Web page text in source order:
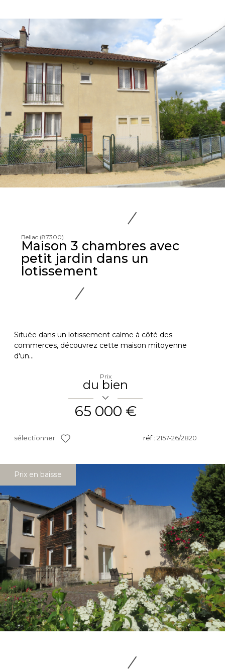
Bellac (87300)
Maison 3 chambres avec
petit jardin dans un
lotissement
Située dans un lotissement calme à côté des
commerces, découvrez cette maison mitoyenne
d'un...
Prix
du bien
65 000 €
sélectionner réf : 2157-26/2820
Prix en baisse